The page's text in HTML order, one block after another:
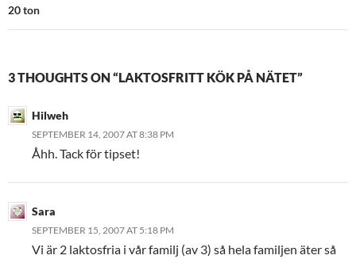
20 ton
3 THOUGHTS ON “LAKTOSFRITT KÖK PÅ NÄTET”
Hilweh
SEPTEMBER 14, 2007 AT 8:38 PM
Åhh. Tack för tipset!
Sara
SEPTEMBER 15, 2007 AT 5:18 PM
Vi är 2 laktosfria i vår familj (av 3) så hela familjen äter så